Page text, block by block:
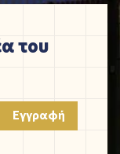
του